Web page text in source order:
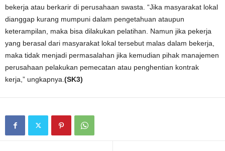
bekerja atau berkarir di perusahaan swasta. “Jika masyarakat lokal
dianggap kurang mumpuni dalam pengetahuan ataupun
keterampilan, maka bisa dilakukan pelatihan. Namun jika pekerja
yang berasal dari masyarakat lokal tersebut malas dalam bekerja,
maka tidak menjadi permasalahan jika kemudian pihak manajemen
perusahaan pelakukan pemecatan atau penghentian kontrak
kerja,” ungkapnya. (SK3)